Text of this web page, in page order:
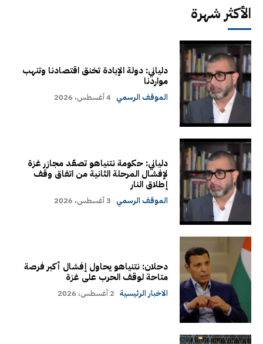
الأكثر شهرة
دلياني: دولة الإبادة تخنق اقتصادنا وتنهب
مواردنا
الموقف الرسمي 4 أغسطس، 2026
دلياني: حكومة نتنياهو تصعّد مجازر غزة
لإفشال المرحلة الثانية من اتفاق وقف
إطلاق النار
الموقف الرسمي 3 أغسطس، 2026
دحلان: نتنياهو يحاول إفشال أكبر فرصة
متاحة لوقف الحرب على غزة
الاخبار الرئيسية 2 أغسطس، 2026